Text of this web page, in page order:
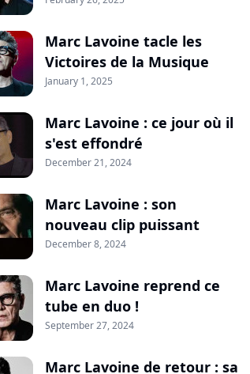
Marc Lavoine tacle les
Victoires de la Musique
January 1, 2025
Marc Lavoine : ce jour où il
s'est effondré
December 21, 2024
Marc Lavoine : son
nouveau clip puissant
December 8, 2024
Marc Lavoine reprend ce
tube en duo !
September 27, 2024
Marc Lavoine de retour : sa